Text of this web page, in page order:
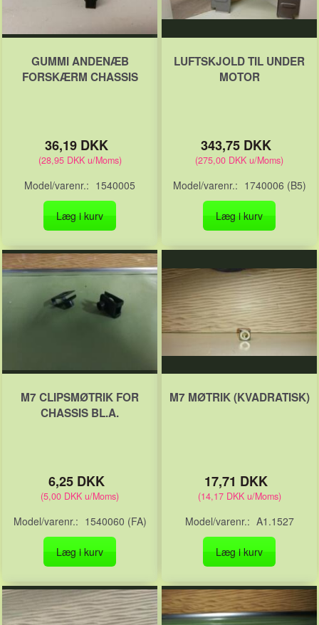
GUMMI ANDENÆB
FORSKÆRM CHASSIS
36,19 DKK
(28,95 DKKu/Moms)
Model/varenr.: 1540005
Læg i kurv
LUFTSKJOLD TIL UNDER
MOTOR
343,75 DKK
(275,00 DKK u/Moms)
Model/varenr.: 1740006 (B5)
Læg i kurv
M7 CLIPSMØTRIK FOR
CHASSIS BL.A.
6,25 DKK
(5,00 DKK u/Moms)
Model/varenr.: 1540060 (FA)
Læg i kurv
M7 MØTRIK (KVADRATISK)
17,71 DKK
(14,17 DKKu/Moms)
Model/varenr.: A1.1527
Læg i kurv